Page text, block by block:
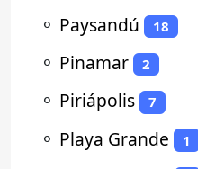
⚬ Paysandú 18
⚬ Pinamar 2
⚬ Piriápolis 7
⚬ Playa Grande 1